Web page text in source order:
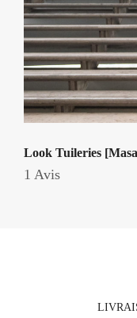
Look Tuileries
1 Avis